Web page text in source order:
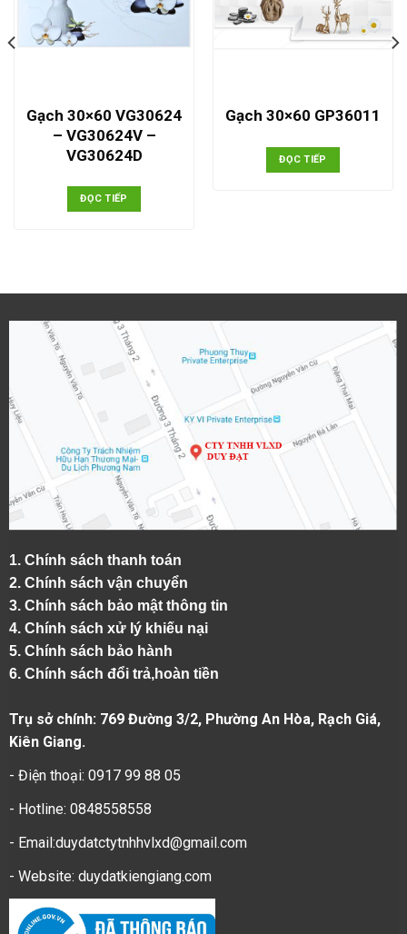
Gạch 30×60 VG30624
– VG30624V –
VG30624D
ĐỌC TIẾP
Gạch 30×60 GP36011
ĐỌC TIẾP
1. Chính sách thanh toán
2. Chính sách vận chuyển
3. Chính sách bảo mật thông tin
4. Chính sách xử lý khiếu nại
5. Chính sách bảo hành
6. Chính sách đổi trả,hoàn tiền
Trụ sở chính: 769 Đường 3/2, Phường An Hòa, Rạch Giá,
Kiên Giang.
- Điện thoại: 0917 99 88 05
- Hotline: 0848558558
- Email:duydatctytnhhvlxd@gmail.com
- Website: duydatkiengiang.com